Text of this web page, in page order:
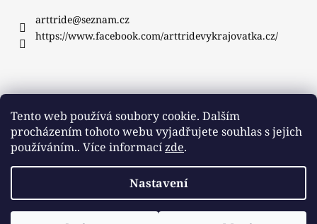
Tento web používá soubory cookie. Dalším
procházením tohoto webu vyjadřujete souhlas s jejich
používáním.. Více informacízde.
Nastavení
arttride@seznam.cz
https://www.facebook.com/arttridevykrajovatka.cz/
Instagram
Copyright 2026ArtTride. Všechna práva vyhrazena.